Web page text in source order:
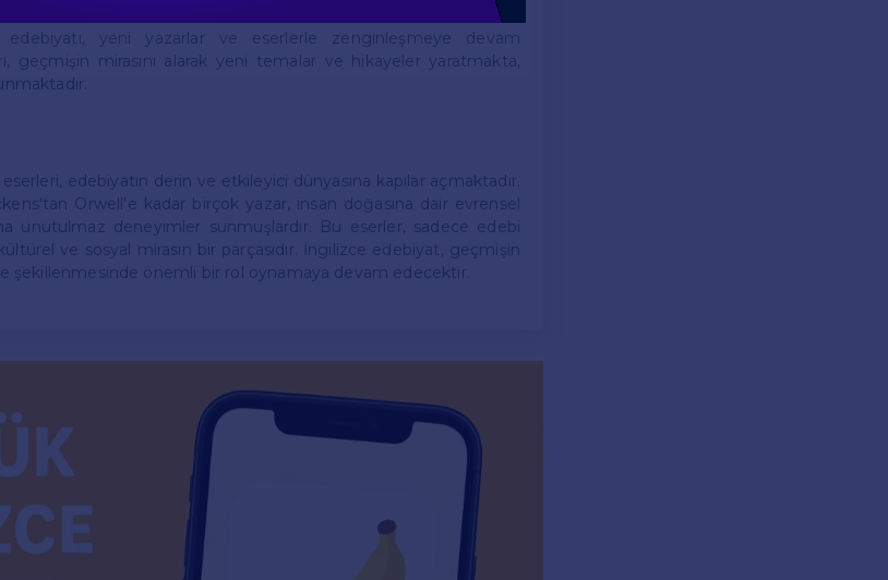
yeni yazarlar ve eserlerle zenginleşmeye devam
geçmişin mirasını alarak yeni temalar ve hikayeler yaratmakta,
edebiyatın derin ve etkileyici dünyasına kapılar açmaktadır.
Orwell'e kadar birçok yazar, insan doğasına dair evrensel
unutulmaz deneyimler sunmuşlardır. Bu eserler, sadece edebi
ve sosyal mirasın bir parçasıdır. İngilizce edebiyat, geçmişin
şekillenmesinde önemli bir rol oynamaya devam edecektir.